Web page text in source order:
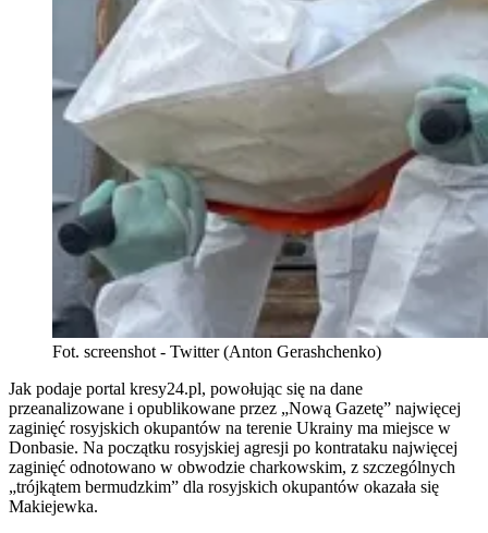
Fot. screenshot - Twitter (Anton Gerashchenko)
Jak podaje portal kresy24.pl, powołując się na dane
przeanalizowane i opublikowane przez „Nową Gazetę” najwięcej
zaginięć rosyjskich okupantów na terenie Ukrainy ma miejsce w
Donbasie. Na początku rosyjskiej agresji po kontrataku najwięcej
zaginięć odnotowano w obwodzie charkowskim, z szczególnych
„trójkątem bermudzkim” dla rosyjskich okupantów okazała się
Makiejewka.